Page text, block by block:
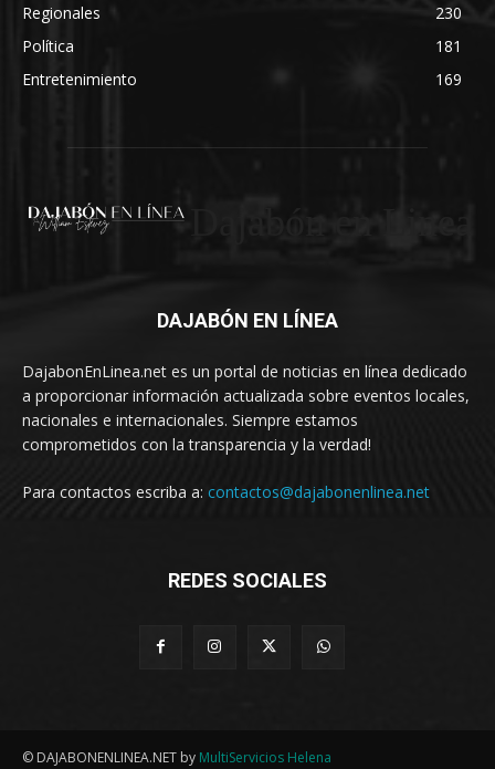
Regionales
230
Política
181
Entretenimiento
169
DAJABÓN EN LÍNEA
DajabonEnLinea.net es un portal de noticias en línea dedicado
a proporcionar información actualizada sobre eventos locales,
nacionales e internacionales. Siempre estamos
comprometidos con la transparencia y la verdad!
Para contactos escriba a: contactos@dajabonenlinea.net
REDES SOCIALES
© DAJABONENLINEA.NET by MultiServicios Helena